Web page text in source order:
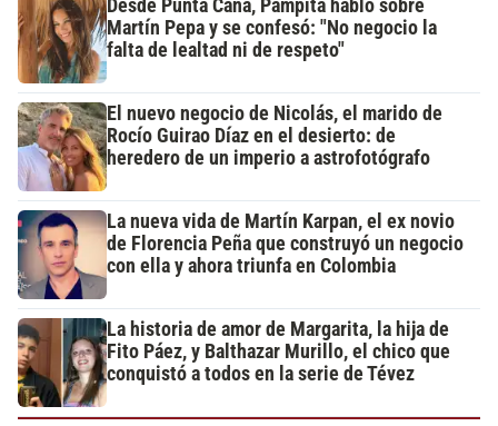
Desde Punta Cana, Pampita habló sobre
Martín Pepa y se confesó: "No negocio la
falta de lealtad ni de respeto"
El nuevo negocio de Nicolás, el marido de
Rocío Guirao Díaz en el desierto: de
heredero de un imperio a astrofotógrafo
La nueva vida de Martín Karpan, el ex novio
de Florencia Peña que construyó un negocio
con ella y ahora triunfa en Colombia
La historia de amor de Margarita, la hija de
Fito Páez, y Balthazar Murillo, el chico que
conquistó a todos en la serie de Tévez